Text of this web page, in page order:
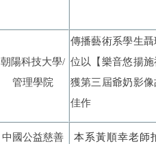
朝陽科技大學/
管理學院
傳播藝術系學生
位以【樂音悠揚
獲第三屆爺奶影
佳作
中國公益慈善
本系黃順幸老師